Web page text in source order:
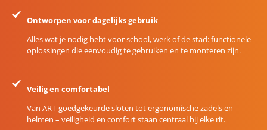
Ontworpen voor dagelijks gebruik
Alles wat je nodig hebt voor school, werk of de stad: functionele
oplossingen die eenvoudig te gebruiken en te monteren zijn.
Veilig en comfortabel
Van ART-goedgekeurde sloten tot ergonomische zadels en
helmen – veiligheid en comfort staan centraal bij elke rit.